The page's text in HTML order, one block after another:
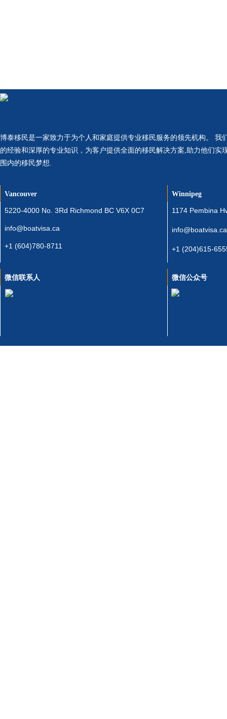
Vancouver
博泰移民是一家致力于为个人和家庭提供专业移民服务的领先机构。 我
的经验和深厚的专业知识，为客户提供全面的移民解决方案,助力他们实
围内的移民梦想.
5220-4000 No. 3Rd Richmond BC V6X 0C7
info@boatvisa.ca
+1 (604)780-8711
1174 Pembina
info@boatvisa.ca
+1 (204)615-
Winnipeg
微信公众号
微信联系人